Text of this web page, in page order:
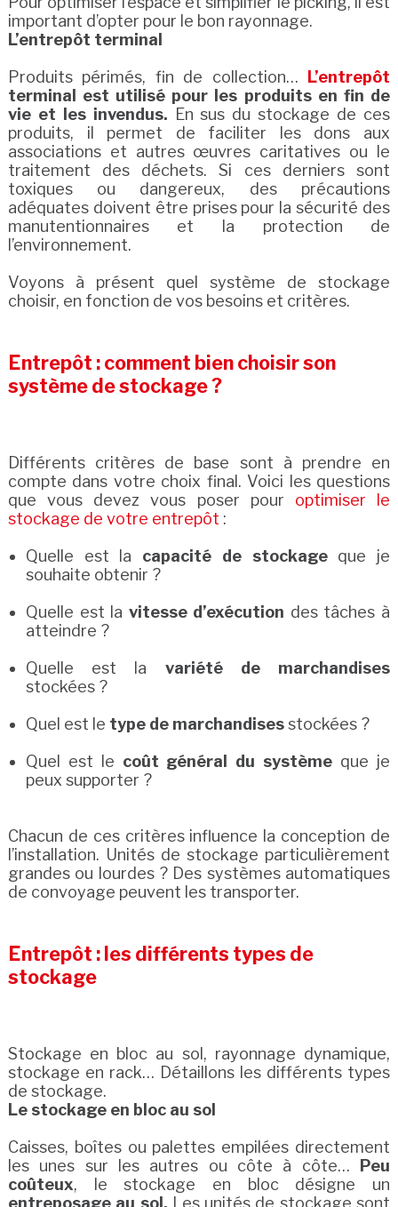
important d’opter pour le bon rayonnage.
L’entrepôt terminal
Produits périmés, fin de collection…
L’entrepôt
terminal est utilisé pour les produits en fin de
vie et les invendus. En sus du stockage de ces
produits, il permet de faciliter les dons aux
associations et autres œuvres caritatives ou le
traitement des déchets. Si ces derniers sont
toxiques ou dangereux, des précautions
adéquates doivent être prises pour la sécurité des
manutentionnaires et la protection de
l’environnement.
Voyons à présent quel système de stockage
choisir, en fonction de vos besoins et critères.
Entrepôt : comment bien choisir son
système de stockage ?
Différents critères de base sont à prendre en
compte dans votre choix final. Voici les questions
que vous devez vous poser pour optimiser le
stockage de votre entrepôt :
Quelle est la capacité de stockageque je
souhaite obtenir ?
Quelle est la vitesse d’exécution des tâches à
atteindre ?
Quelle est la variété de marchandises
stockées ?
Quel est le type de marchandisesstockées ?
Quel est le coût général du système que je
peux supporter ?
Chacun de ces critères influence la conception de
l’installation. Unités de stockage particulièrement
grandes ou lourdes ? Des systèmes automatiques
de convoyage peuvent les transporter.
Entrepôt : les différents types de
stockage
Stockage en bloc au sol, rayonnage dynamique,
stockage en rack… Détaillons les différents types
de stockage.
Le stockage en bloc au sol
Caisses, boîtes ou palettes empilées directement
les unes sur les autres ou côte à côte…
Peu
coûteux, le stockage en bloc désigne un
entreposage au sol. Les unités de stockage sont